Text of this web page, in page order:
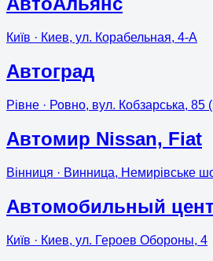
Київ · Киев, ул. Корабельная, 4-А
Автоград
Рівне · Ровно, вул. Кобзарська,
Автомир Nissan, Fiat
Вінниця · Винница, Немирівське
Автомобильный
Київ · Киев, ул. Героев Обороны, 4